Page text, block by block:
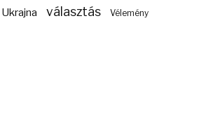
Ukrajna választás Vélemény